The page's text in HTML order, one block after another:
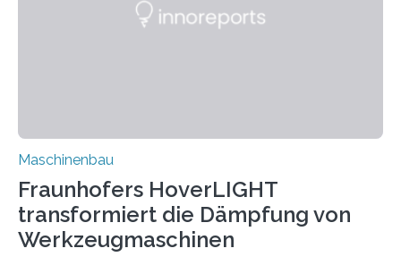
Durch den verstärkten Einsatz von Rezyklaten
Maschinenbau
Fraunhofers HoverLIGHT
transformiert die Dämpfung von
Werkzeugmaschinen